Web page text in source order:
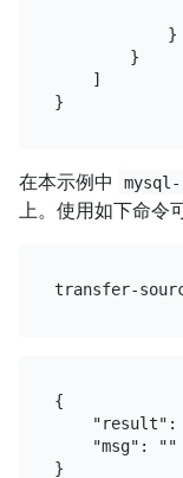
            }
        }
    ]
在本示例中
上。使用如下命令
{
"result":
    "msg": ""